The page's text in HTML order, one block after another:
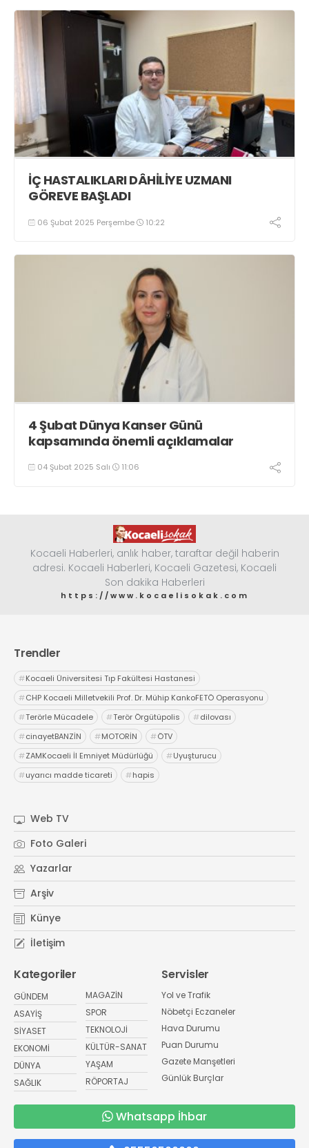
İÇ HASTALIKLARI DÂHİLİYE UZMANI
GÖREVE BAŞLADI
06 Şubat 2025 Perşembe 10:22
4 Şubat Dünya Kanser Günü
kapsamında önemli açıklamalar
04 Şubat 2025 Salı 11:06
Kocaeli Haberleri, anlık haber, taraftar değil haberin
adresi. Kocaeli Haberleri, Kocaeli Gazetesi, Kocaeli
Son dakika Haberleri
https://www.kocaelisokak.com
Trendler
#Kocaeli Üniversitesi Tıp Fakültesi Hastanesi
#CHP Kocaeli Milletvekili Prof. Dr. Mühip KankoFETÖ Operasyonu
#Terörle Mücadele #Terör Örgütüpolis #dilovası
#cinayetBANZİN #MOTORİN #ÖTV
#ZAMKocaeli İl Emniyet Müdürlüğü #Uyuşturucu
#uyarıcı madde ticareti #hapis
Web TV
Foto Galeri
Yazarlar
Arşiv
Künye
İletişim
Kategoriler
GÜNDEM
ASAYİŞ
SİYASET
EKONOMİ
DÜNYA
SAĞLIK
MAGAZİN
SPOR
TEKNOLOJİ
KÜLTÜR-SANAT
YAŞAM
RÖPORTAJ
Servisler
Yol ve Trafik
Nöbetçi Eczaneler
Hava Durumu
Puan Durumu
Gazete Manşetleri
Günlük Burçlar
Whatsapp İhbar